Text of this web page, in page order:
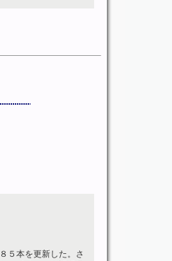
５本を更新した。さ